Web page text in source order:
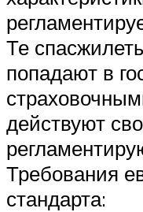
Те
попадают в
действуют
Требования
стандарта: